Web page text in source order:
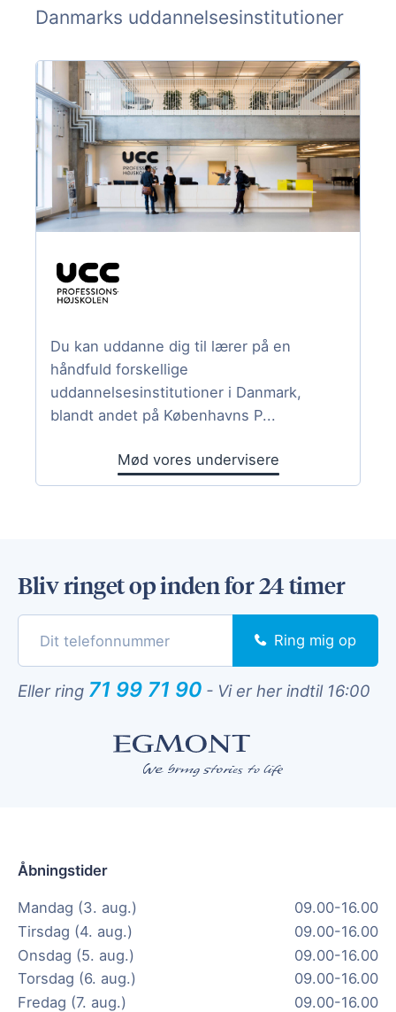
Danmarks uddannelsesinstitutioner
Du kan uddanne dig til lærer på en
håndfuld forskellige
uddannelsesinstitutioner i Danmark,
blandt andet på Københavns P...
Mød vores undervisere
Bliv ringet op inden for 24 timer
Ring mig op
Eller ring 71 99 71 90 - Vi er her indtil 16:00
Åbningstider
Mandag (3. aug.)
09.00-16.00
Tirsdag (4. aug.)
09.00-16.00
Onsdag (5. aug.)
09.00-16.00
Torsdag (6. aug.)
09.00-16.00
Fredag (7. aug.)
09.00-16.00